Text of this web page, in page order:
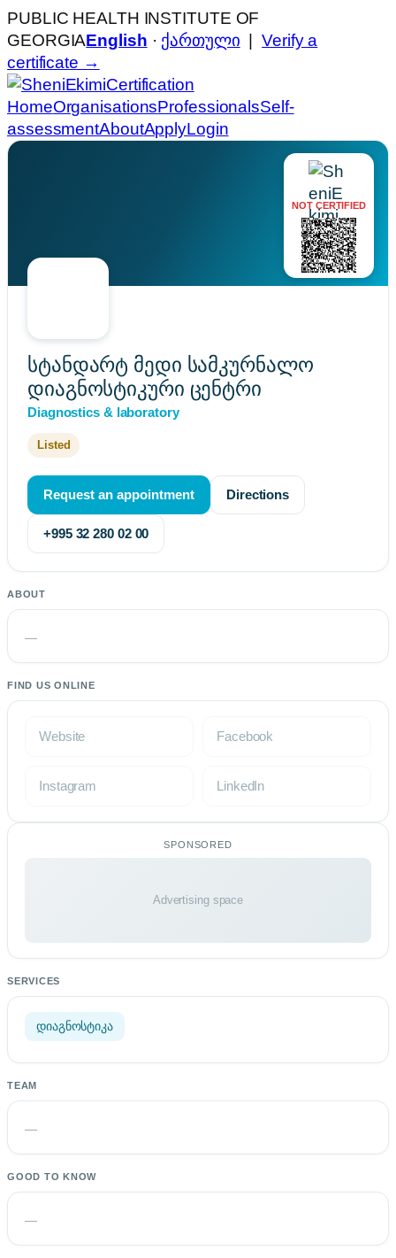
PUBLIC HEALTH INSTITUTE OF
GEORGIAEnglish · ქართული |Verify a
certificate →
Certification
HomeOrganisationsProfessionalsSelf-
assessmentAboutApplyLogin
NOT CERTIFIED
სტანდარტ მედი სამკურნალო
დიაგნოსტიკური ცენტრი
Diagnostics & laboratory
Listed
Request an appointment Directions
+995 32 280 02 00
ABOUT
—
FIND US ONLINE
Website Facebook
Instagram LinkedIn
SPONSORED
Advertising space
SERVICES
დიაგნოსტიკა
TEAM
—
GOOD TO KNOW
—